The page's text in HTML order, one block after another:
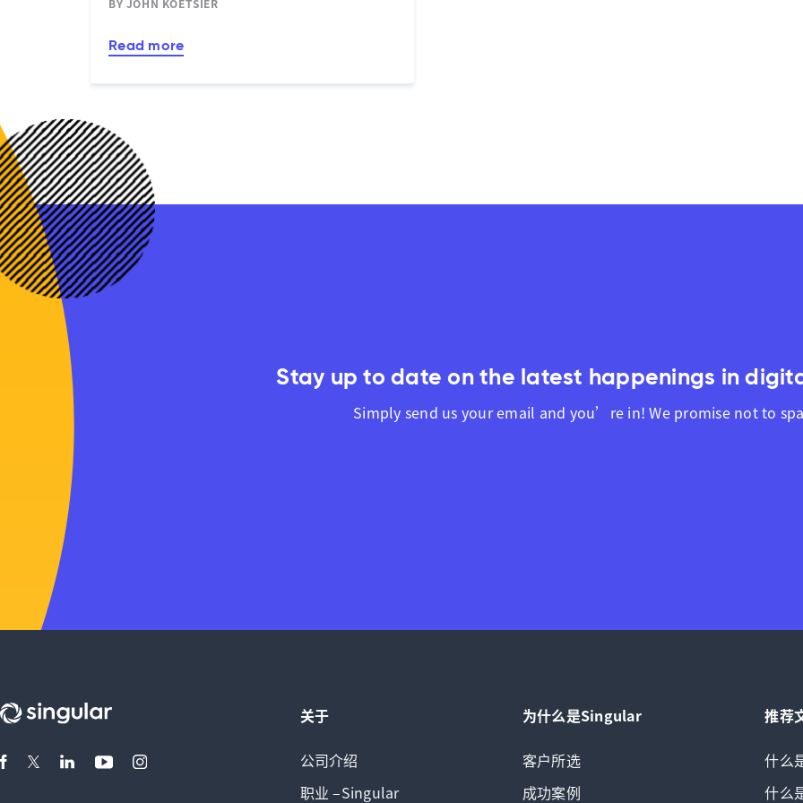
BY JOHN KOETSIER
Read more
Stay up to date on the latest happenings in
Simply send us your email and you’re in! We promise not to
关于
公司介绍
职业 –Singular
为什么是Singular
客户所选
成功案例
推荐
什么
什么